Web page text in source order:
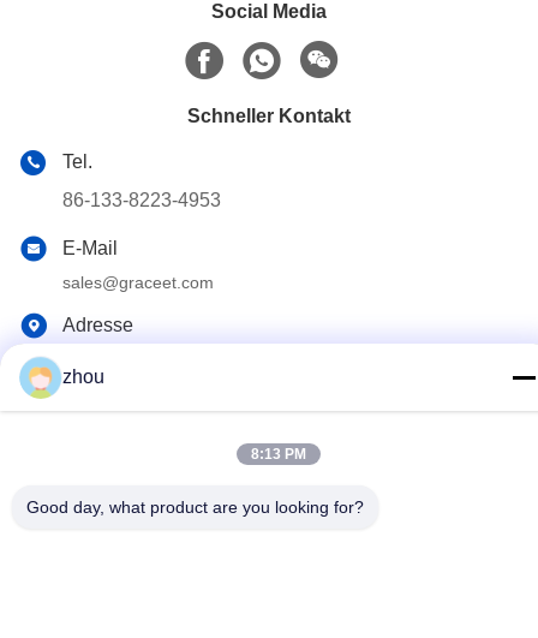
Social Media
Schneller Kontakt
Tel.
86-133-8223-4953
E-Mail
sales@graceet.com
Adresse
Jiangsu-Provinz, China
Datenschutzrichtlinie |
2021-2026 Wuxi Grace Environmental Technology CO,.LTD Alle
zhou
8:13 PM
Good day, what product are you looking for?